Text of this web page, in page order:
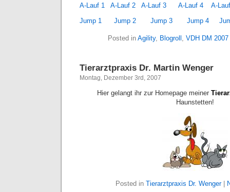
A-Lauf 1
A-Lauf 2 A-Lauf 3 A-Lauf 4
A-
Jump 1
Jump 2 Jump 3 Jump 4
Posted in Agility, Blogroll , VDH DM 2007
Tierarztpraxis Dr. Martin Wenger
Montag, Dezember 3rd, 2007
Hier gelangt ihr zur Homepage meiner
Haunstetten!
Posted in Tierarztpraxis Dr. Wenger|